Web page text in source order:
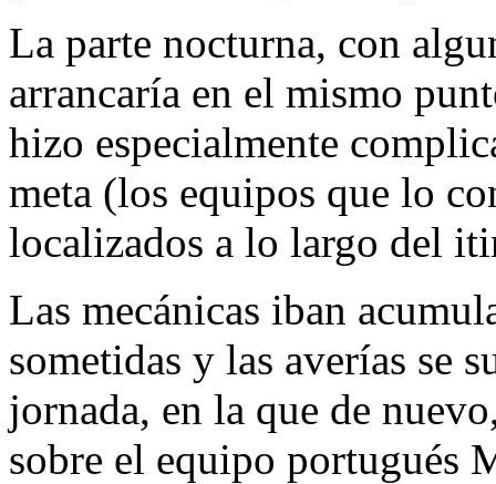
La parte nocturna, con
arrancaría en el mismo
hizo especialmente
meta (los equipos que lo
localizados a lo largo del
Las mecánicas iban
sometidas y las averías se
jornada, en la que de
sobre el equipo portugués